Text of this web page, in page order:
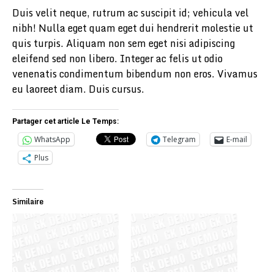
Duis velit neque, rutrum ac suscipit id; vehicula vel
nibh! Nulla eget quam eget dui hendrerit molestie ut
quis turpis. Aliquam non sem eget nisi adipiscing
eleifend sed non libero. Integer ac felis ut odio
venenatis condimentum bibendum non eros. Vivamus
eu laoreet diam. Duis cursus.
Partager cet article Le Temps:
WhatsApp Telegram
E-mail
Plus
Similaire